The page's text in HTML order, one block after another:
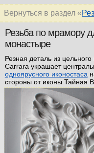
Вернуться в раздел «
Резьба по мрамору
монастыре
Резная деталь из
Carrara украшает
одноярусного иконостаса
стороны от иконы Тайная